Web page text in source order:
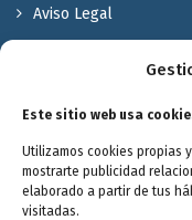
Este sitio web usa
Utilizamos cookies propias
mostrarte publicidad
elaborado a partir de tus
visitadas.
Aviso Legal
Valóranos